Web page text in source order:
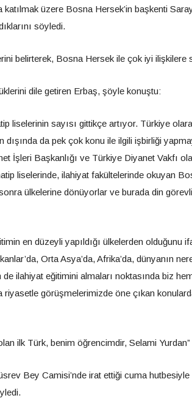
üzere Bosna Hersek’in başkenti
söyledi.
belirterek, Bosna Hersek ile çok iyi ilişkilere
dile getiren Erbaş, şöyle konuştu:
liselerinin sayısı gittikçe artıyor. Türkiye
da pek çok konu ile ilgili işbirliği
İşleri Başkanlığı ve Türkiye Diyanet Vakfı
liselerinde, ilahiyat fakültelerinde okuyan
ülkelerine dönüyorlar ve burada din
en düzeyli yapıldığı ülkelerden olduğunu
Orta Asya’da, Afrika’da, dünyanın
ilahiyat eğitimini almaları noktasında biz
görüşmelerimizde öne çıkan
ilk Türk, benim öğrencimdir, Selami Yurdan”
Bey Camisi’nde irat ettiği cuma